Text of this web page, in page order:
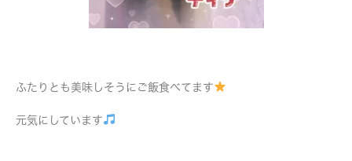
ふたりとも美味しそうにご飯食べてます
元気にしています